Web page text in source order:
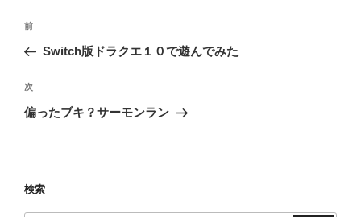
投
ナ
ビ
ゲ
ン
過
去
投
稿
前
Switch版ドラクエ１０で遊んでみた
次
の
次
偏ったブキ？サーモンラン
検索